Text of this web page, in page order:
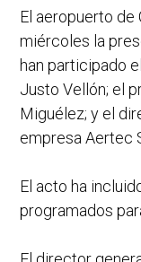
El aeropuerto de
miércoles la
han participado
Justo Vellón; el
Miguélez; y el
empresa Aertec
El acto ha
programados